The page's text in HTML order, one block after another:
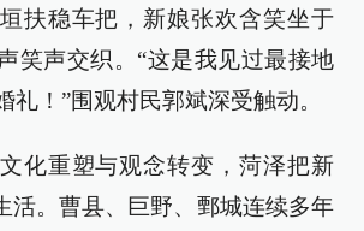
扶稳车把，新娘张欢含笑坐于
笑声交织。“这是我见过最接地
礼！”围观村民郭斌深受触动。
化重塑与观念转变，菏泽把新
活。曹县、巨野、鄄城连续多年